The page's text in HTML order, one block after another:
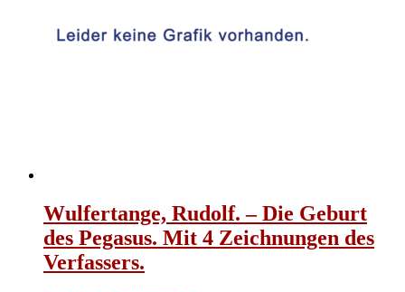
Wulfertange, Rudolf. – Die Geburt
des Pegasus. Mit 4 Zeichnungen des
Verfassers.